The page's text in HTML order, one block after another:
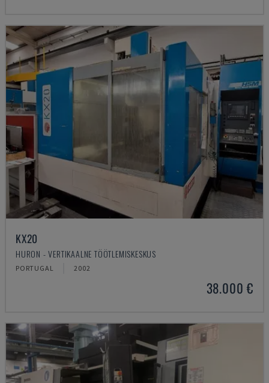
KX20
HURON - VERTIKAALNE TÖÖTLEMISKESKUS
PORTUGAL 2002
38.000 €